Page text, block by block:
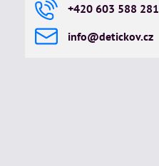
+420 603 588 281
info​@detickov​.cz